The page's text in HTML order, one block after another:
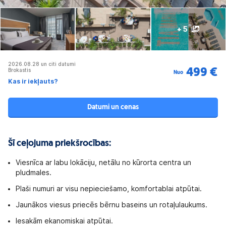
+ 5
2026.08.28 un citi datumi
Brokastis
Kas ir iekļauts?
Nuo 499 €
Datumi un cenas
Šī ceļojuma priekšrocības:
Viesnīca ar labu lokāciju, netālu no kūrorta centra un
pludmales.
Plaši numuri ar visu nepieciešamo, komfortablai atpūtai.
Jaunākos viesus priecēs bērnu baseins un rotaļulaukums.
Iesakām ekanomiskai atpūtai.